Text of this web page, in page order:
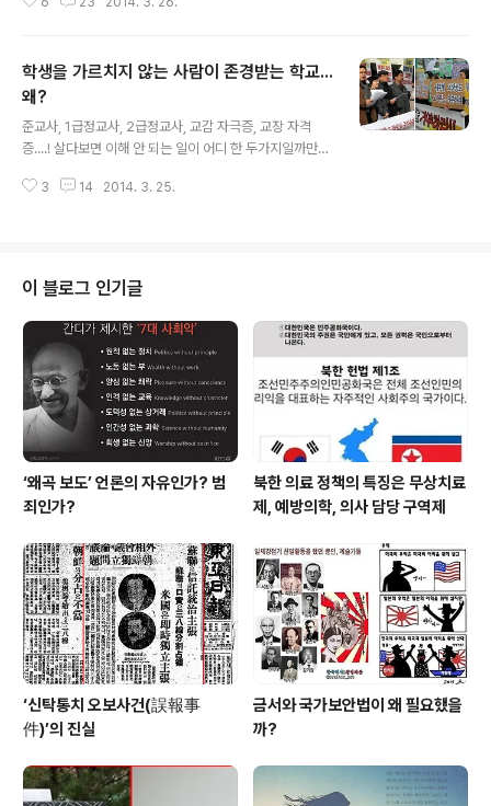
5,885명인데 반해 교감은 그 보다 202명이 많은 6.087
을 하지 않는 사람, 그러면서도 학교경영의 책임자도 아닌
있어도 그만, 없어도 그만(?)인 사람, 교감...! 도대체 교감이
하는 일은 무엇일까? 을 보면 ‘교감은 교장을 보좌하여 교
무를 관리하고 학생을 교육하며, 교장이 부득이 한 사유로
직무를 수행할 수 없을 때는 그 직무를 대행한다. 다만 교감
을 두지 않는 학교의 경우에는 교장이 미리 지정한..
학생을 가르치지 않는 사람이 존경받는 학교...
왜?
준교사, 1급정교사, 2급정교사, 교감 자극증, 교장 자격
증....! 살다보면 이해 안 되는 일이 어디 한 두가지일까만은
누구든지 할 수 있는데 교장 은 왜자격증이 있어야 할까?
담당 업무를 잘 처리하는 사람이 우수한 교사, 유능한 교사
로 승진도 하고 대접도 받는다. 현실이 이렇다 보니 새파란
30대 교사들이 승진을 위해 점수를 모으고 있다는 소리돟
심심찮게 들린다. 모든 교사가 다 그런건 아니지만 교사들
중에 학생들을 가르치기를 기피하고 승진 준비를 하고 있
다면 학교 꼴이 뭐가 되..
3 14 2014. 3. 25.
이 블로그 인기글
‘왜곡 보도’ 언론의 자유인가? 범
죄인가?
북한 의료 정책의 특징은 무상치료
제, 예방의학, 의사 담당 구역제
‘신탁통치 오보사건(誤報事
件)’의 진실
금서와 국가보안법이 왜 필요했을
까?